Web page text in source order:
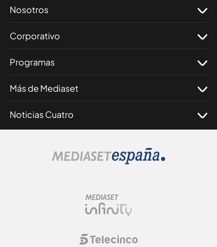
Nosotros
Corporativo
Programas
Más de Mediaset
Noticias Cuatro